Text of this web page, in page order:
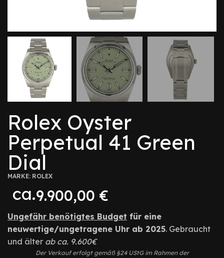
Rolex Oyster
Perpetual 41 Green
Dial
MARKE: ROLEX
ca.9.900,00 €
Ungefähr benötigtes Budget für eine
neuwertige/ungetragene Uhr ab 2025. Gebraucht
und älter ab ca. 9.600€
Der Verkauf erfolgt gemäß §24 UStG im Rahmen der